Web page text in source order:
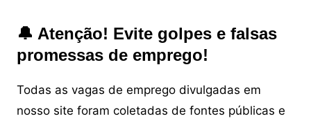
🔔 Atenção! Evite golpes e falsas
promessas de emprego!
Todas as vagas de emprego divulgadas em
nosso site foram coletadas de fontes públicas e